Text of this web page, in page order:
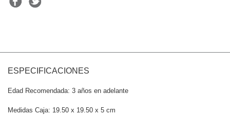
ESPECIFICACIONES
Edad Recomendada: 3 años en adelante
Medidas Caja: 19.50 x 19.50 x 5 cm